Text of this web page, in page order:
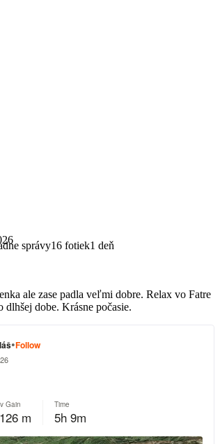
správy16 fotiek1 deň
ale zase padla veľmi dobre. Relax vo Fatre
dlhšej dobe. Krásne počasie.